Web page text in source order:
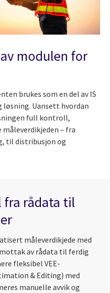
modulen for
brukes som en del av IS
løsning. Uansett hvordan
full kontroll,
– fra
til distribusjon og
rådata til
måleverdikjede med
av rådata til ferdig
fleksibel VEE-
& Editing) med
manuelle avvik og